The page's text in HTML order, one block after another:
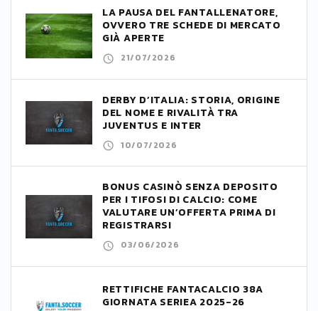
LA PAUSA DEL FANTALLENATORE,
OVVERO TRE SCHEDE DI MERCATO
GIÀ APERTE
21/07/2026
DERBY D’ITALIA: STORIA, ORIGINE
DEL NOME E RIVALITÀ TRA
JUVENTUS E INTER
10/07/2026
BONUS CASINÒ SENZA DEPOSITO
PER I TIFOSI DI CALCIO: COME
VALUTARE UN’OFFERTA PRIMA DI
REGISTRARSI
03/06/2026
RETTIFICHE FANTACALCIO 38A
GIORNATA SERIEA 2025-26